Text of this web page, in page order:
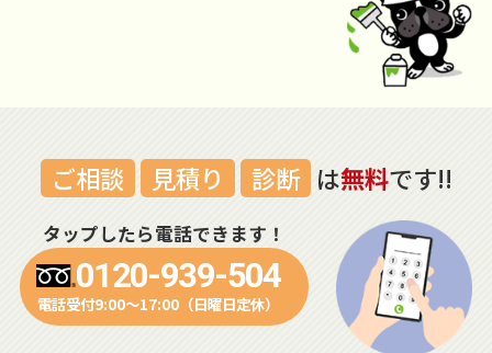
ご相談 見積り 診断 は無料です!!
タップしたら電話できます！
0120-939-504
電話受付9:00～17:00（日曜日定休）